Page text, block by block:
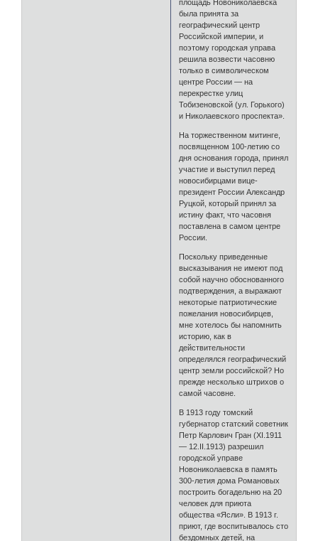
площадь Новониколаевска
была принята за
географический центр
Российской империи, и
поэтому городская управа
решила возвести часовню
только в символическом
центре России — на
перекрестке улиц
Тобизеновской (ул. Горького)
и Николаевского проспекта».
На торжественном митинге,
посвященном 100-летию со
дня основания города, принял
участие и выступил перед
новосибирцами вице-
президент России Александр
Руцкой, который принял за
истину факт, что часовня
поставлена в самом центре
России.
Поскольку приведенные
высказывания не имеют под
собой научно обоснованного
подтверждения, а выражают
некоторые патриотические
пожелания новосибирцев,
мне хотелось бы напомнить
историю, как в
действительности
определялся географический
центр земли российской? Но
прежде несколько штрихов о
самой часовне.
В 1913 году томский
губернатор статский советник
Петр Карлович Гран (XI.1911
— 12.II.1913) разрешил
городской управе
Новониколаевска в память
300-летия дома Романовых
построить богадельню на 20
человек для приюта
общества «Ясли». В 1913 г.
приют, где воспитывалось сто
бездомных детей, на